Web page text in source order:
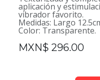
aplicación y
vibrador favorito.
Medidas: Largo
Color: Transparente.
MXN$ 296.00